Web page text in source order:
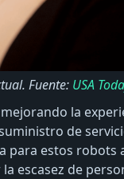
Fuente: USA
la
de
para estos robots
escasez de